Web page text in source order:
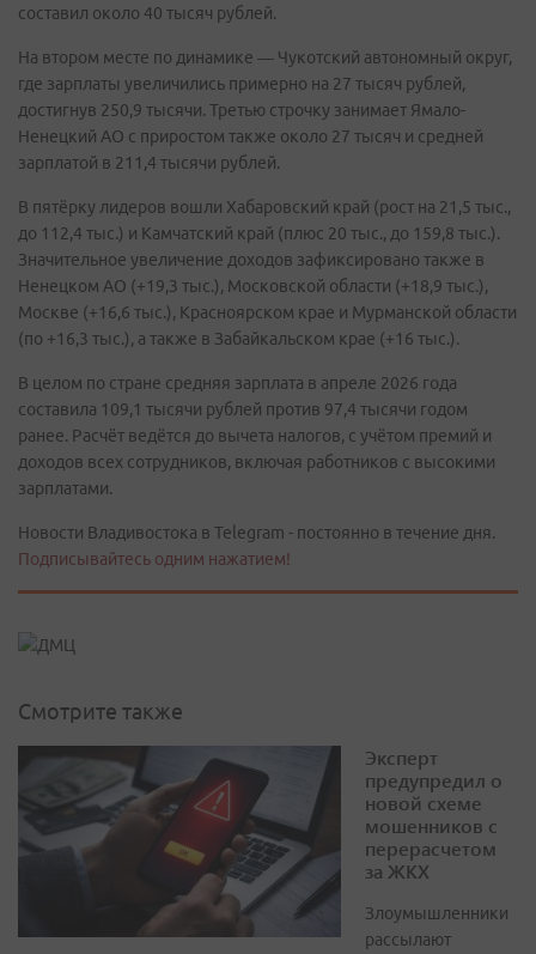
составил около 40 тысяч рублей.
На втором месте по динамике — Чукотский автономный округ,
где зарплаты увеличились примерно на 27 тысяч рублей,
достигнув 250,9 тысячи. Третью строчку занимает Ямало-
Ненецкий АО с приростом также около 27 тысяч и средней
зарплатой в 211,4 тысячи рублей.
В пятёрку лидеров вошли Хабаровский край (рост на 21,5 тыс.,
до 112,4 тыс.) и Камчатский край (плюс 20 тыс., до 159,8 тыс.).
Значительное увеличение доходов зафиксировано также в
Ненецком АО (+19,3 тыс.), Московской области (+18,9 тыс.),
Москве (+16,6 тыс.), Красноярском крае и Мурманской области
(по +16,3 тыс.), а также в Забайкальском крае (+16 тыс.).
В целом по стране средняя зарплата в апреле 2026 года
составила 109,1 тысячи рублей против 97,4 тысячи годом
ранее. Расчёт ведётся до вычета налогов, с учётом премий и
доходов всех сотрудников, включая работников с высокими
зарплатами.
Новости Владивостока в Telegram - постоянно в течение дня.
Подписывайтесь одним нажатием!
Смотрите также
Эксперт
предупредил о
новой схеме
мошенников с
перерасчетом
за ЖКХ
Злоумышленники
рассылают